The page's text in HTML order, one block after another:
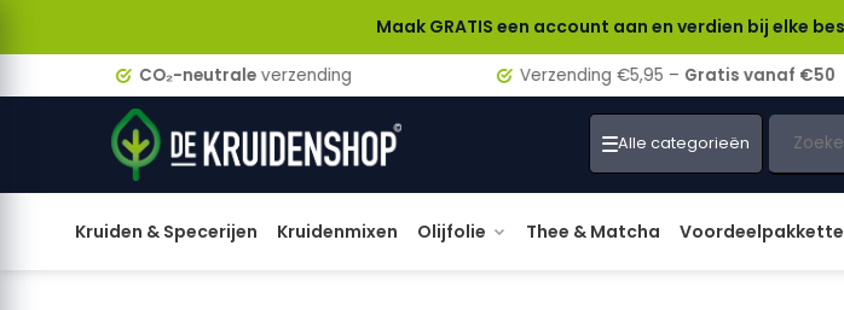
Maak GRATIS een account aan en verdien bij elke
CO₂-neutraleverzending Verzending €5,95 –Gratis vanaf €50
Alle categorieën
Kruiden & Specerijen Kruidenmixen Olijfolie Thee & Matcha